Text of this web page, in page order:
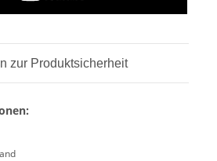
zur Produktsicherheit